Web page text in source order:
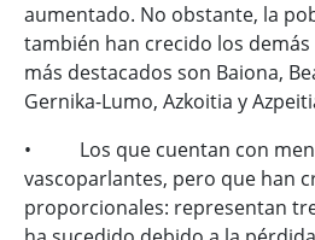
aumentado. No obstante, la
también han crecido los
más destacados son Baiona,
Gernika-Lumo, Azkoitia y
• Los que cuentan con
vascoparlantes, pero que han
proporcionales: representan